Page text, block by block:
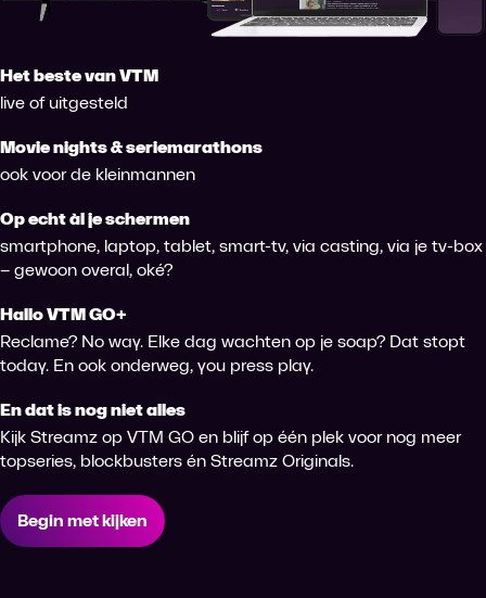
Het beste van VTM
live of uitgesteld
Movie nights & seriemarathons
ook voor de kleinmannen
Op echt àl je schermen
smartphone, laptop, tablet, smart-tv, via casting, via je tv-box
– gewoon overal, oké?
Hallo VTM GO+
Reclame? No way. Elke dag wachten op je soap? Dat stopt
today. En ook onderweg, you press play.
En dat is nog niet alles
Kijk Streamz op VTM GO en blijf op één plek voor nog meer
topseries, blockbusters én Streamz Originals.
Begin met kijken